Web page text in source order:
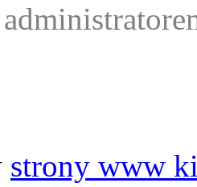
strony www